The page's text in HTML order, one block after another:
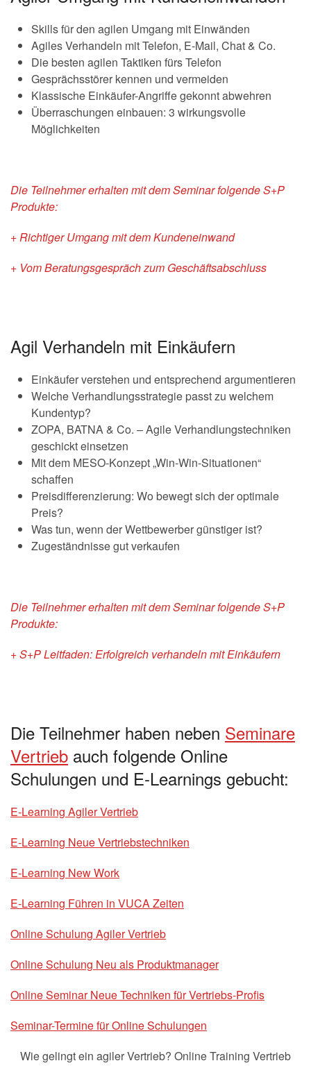
Skills für den agilen Umgang mit Einwänden
Agiles Verhandeln mit Telefon, E-Mail, Chat & Co.
Die besten agilen Taktiken fürs Telefon
Gesprächsstörer kennen und vermeiden
Klassische Einkäufer-Angriffe gekonnt abwehren
Überraschungen einbauen: 3 wirkungsvolle
Möglichkeiten
Die Teilnehmer erhalten mit dem Seminar folgende S+P
Produkte:
+ Richtiger Umgang mit dem Kundeneinwand
+ Vom Beratungsgespräch zum Geschäftsabschluss
Agil Verhandeln mit Einkäufern
Einkäufer verstehen und entsprechend argumentieren
Welche Verhandlungsstrategie passt zu welchem
Kundentyp?
ZOPA, BATNA & Co. – Agile Verhandlungstechniken
geschickt einsetzen
Mit dem MESO-Konzept „Win-Win-Situationen“
schaffen
Preisdifferenzierung: Wo bewegt sich der optimale
Preis?
Was tun, wenn der Wettbewerber günstiger ist?
Zugeständnisse gut verkaufen
Die Teilnehmer erhalten mit dem Seminar folgende S+P
Produkte:
+ S+P Leitfaden: Erfolgreich verhandeln mit Einkäufern
Die Teilnehmer haben neben Seminare
Vertrieb auch folgende Online
Schulungen und E-Learnings gebucht:
E-Learning Agiler Vertrieb
E-Learning Neue Vertriebstechniken
E-Learning New Work
E-Learning Führen in VUCA Zeiten
Online Schulung Agiler Vertrieb
Online Schulung Neu als Produktmanager
Online Seminar Neue Techniken für Vertriebs-Profis
Seminar-Termine für Online Schulungen
Wie gelingt ein agiler Vertrieb? Online Training Vertrieb